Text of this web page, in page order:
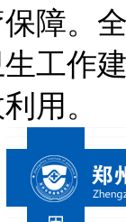
障。
工作
用。